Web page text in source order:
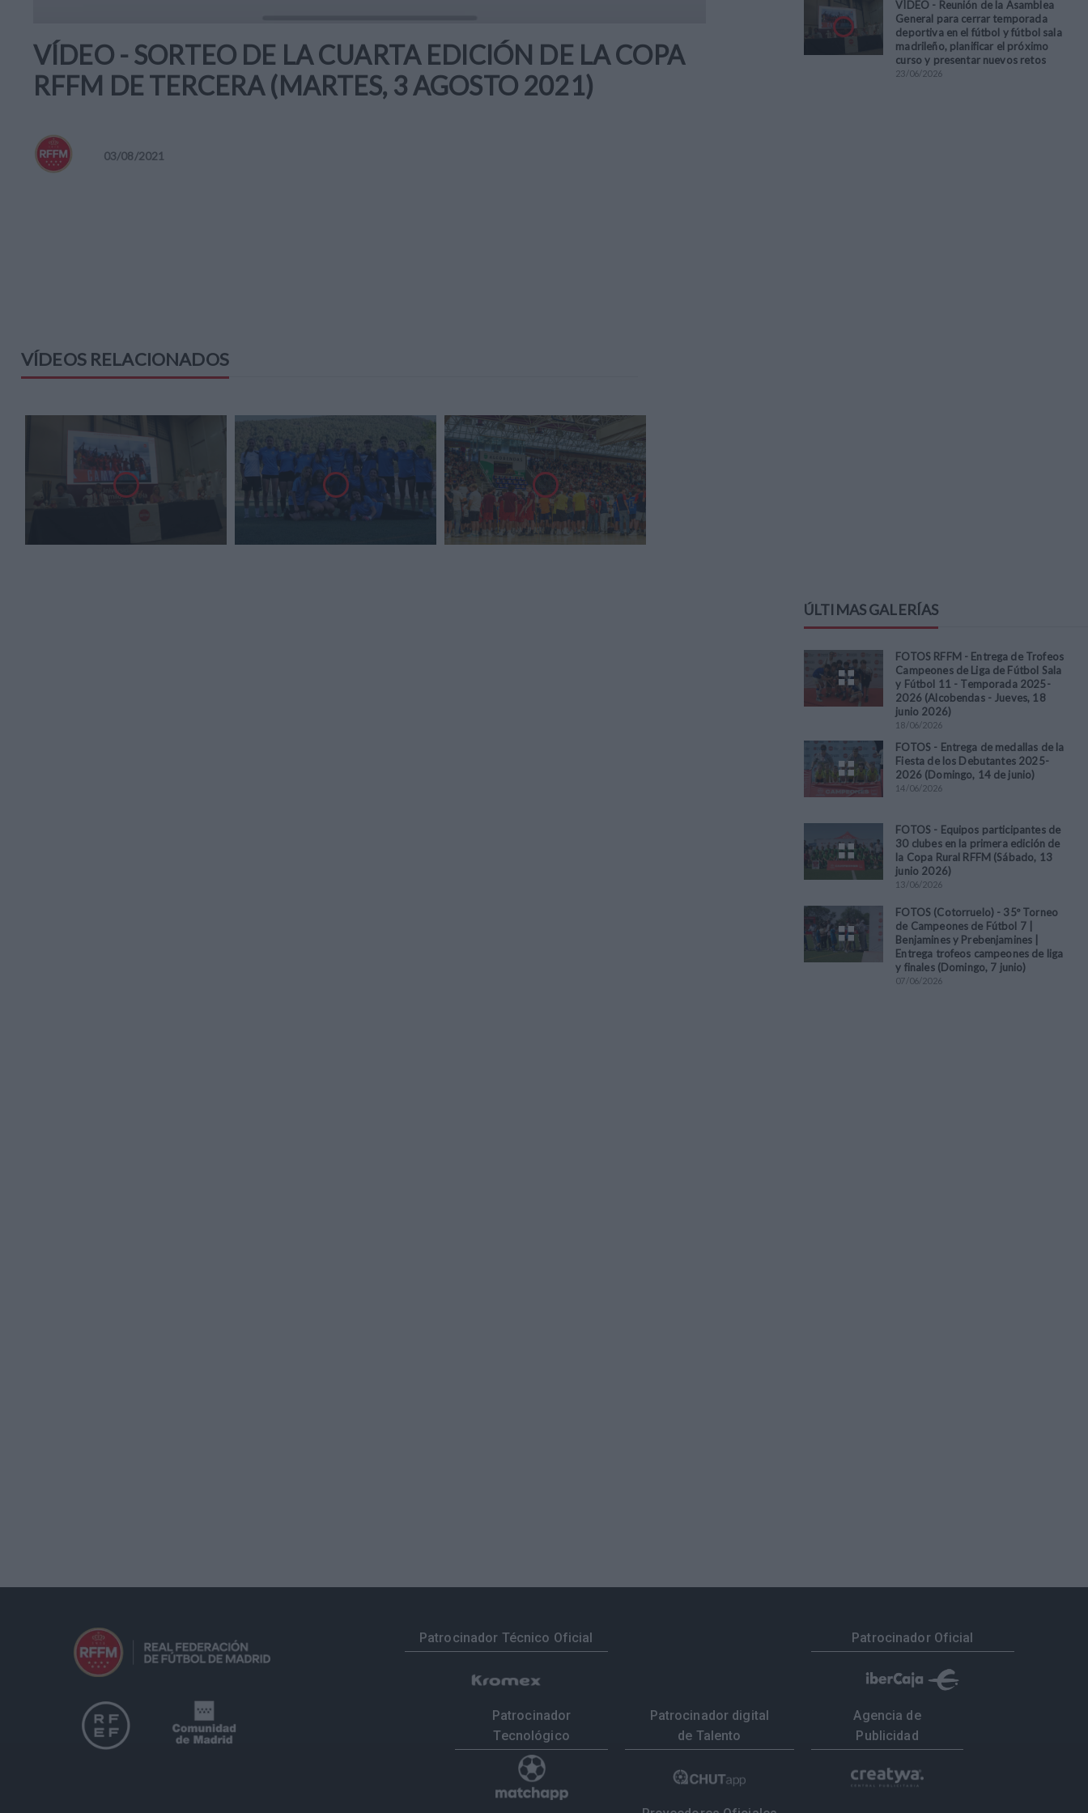
VÍDEO - SORTEO DE LA CUARTA EDICIÓN DE LA COPA
RFFM DE TERCERA (MARTES, 3 AGOSTO 2021)
03/08/2021
VÍDEOS RELACIONADOS
VÍDEO - Reunión de la Asamblea
General para cerrar temporada
deportiva en el fútbol y fútbol sala
madrileño, planificar el próximo
curso y presentar nuevos retos
23/06/2026
ÚLTIMAS GALERÍAS
FOTOS RFFM - Entrega de Trofeos
Campeones de Liga de Fútbol Sala
y Fútbol 11 - Temporada 2025-
2026 (Alcobendas - Jueves, 18
junio 2026)
18/06/2026
FOTOS - Entrega de medallas de la
Fiesta de los Debutantes 2025-
2026 (Domingo, 14 de junio)
14/06/2026
FOTOS - Equipos participantes de
30 clubes en la primera edición de
la Copa Rural RFFM (Sábado, 13
junio 2026)
13/06/2026
FOTOS (Cotorruelo) - 35º Torneo
de Campeones de Fútbol 7 |
Benjamines y Prebenjamines |
Entrega trofeos campeones de liga
y finales (Domingo, 7 junio)
07/06/2026
Patrocinador Técnico Oficial Patrocinador Oficial
Patrocinador
Tecnológico
Patrocinador digital
de Talento
Agencia de
Publicidad